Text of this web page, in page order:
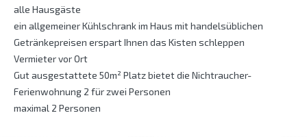
alle Hausgäste
ein allgemeiner Kühlschrank im Haus mit handelsüblichen
Getränkepreisen erspart Ihnen das Kisten schleppen
Vermieter vor Ort
Gut ausgestattete 50m² Platz bietet die Nichtraucher-
Ferienwohnung 2 für zwei Personen
maximal 2 Personen